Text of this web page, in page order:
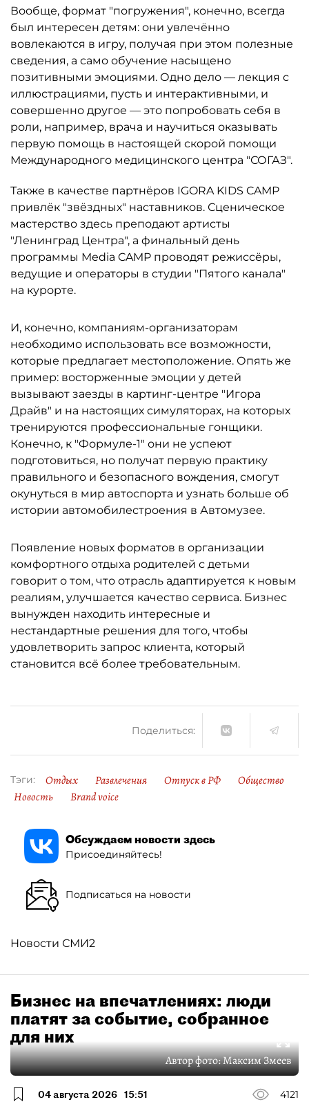
Вообще, формат "погружения", конечно, всегда
был интересен детям: они увлечённо
вовлекаются в игру, получая при этом полезные
сведения, а само обучение насыщено
позитивными эмоциями. Одно дело — лекция с
иллюстрациями, пусть и интерактивными, и
совершенно другое — это попробовать себя в
роли, например, врача и научиться оказывать
первую помощь в настоящей скорой помощи
Международного медицинского центра "СОГАЗ".
Также в качестве партнёров IGORA KIDS CAMP
привлёк "звёздных" наставников. Сценическое
мастерство здесь преподают артисты
"Ленинград Центра", а финальный день
программы Media CAMP проводят режиссёры,
ведущие и операторы в студии "Пятого канала"
на курорте.
И, конечно, компаниям-организаторам
необходимо использовать все возможности,
которые предлагает местоположение. Опять же
пример: восторженные эмоции у детей
вызывают заезды в картинг-центре "Игора
Драйв" и на настоящих симуляторах, на которых
тренируются профессиональные гонщики.
Конечно, к "Формуле-1" они не успеют
подготовиться, но получат первую практику
правильного и безопасного вождения, смогут
окунуться в мир автоспорта и узнать больше об
истории автомобилестроения в Автомузее.
Появление новых форматов в организации
комфортного отдыха родителей с детьми
говорит о том, что отрасль адаптируется к новым
реалиям, улучшается качество сервиса. Бизнес
вынужден находить интересные и
нестандартные решения для того, чтобы
удовлетворить запрос клиента, который
становится всё более требовательным.
Поделиться:
Тэги: Отдых Развлечения Отпуск в РФ
Общество
Новость
Brand voice
Обсуждаем новости здесь
Присоединяйтесь!
Подписаться на новости
Новости СМИ2
Бизнес на впечатлениях: люди
платят за событие, собранное
для них
Автор фото:Максим Змеев
04 августа 2026 15:51 4121